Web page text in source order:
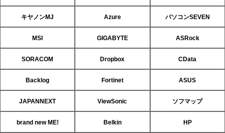
キヤノンMJ Azure パソコンSEVEN
MSI GIGABYTE ASRock
SORACOM Dropbox CData
Backlog Fortinet ASUS
JAPANNEXT ViewSonic ソフマップ
brand new ME! Belkin HP